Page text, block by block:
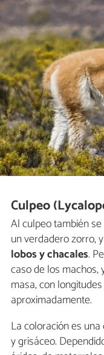
Culpeo
Al culpeo también
un verdadero zorro,
lobos y chacales.
caso de los
masa, con
aproximadamente.
La coloración es
y grisáceo.